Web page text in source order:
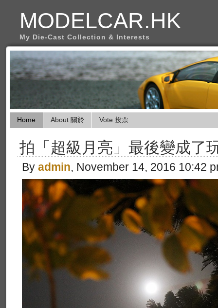
MODELCAR.HK
My Die-Cast Collection & Interests
Home About 關於 Vote 投票
拍「超級月亮」最後變成了
By admin, November 14, 2016 10:42